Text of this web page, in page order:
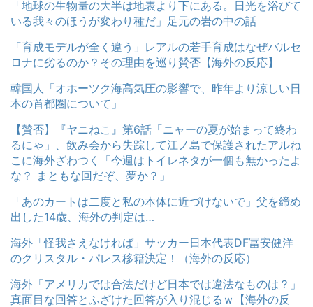
「地球の生物量の大半は地表より下にある。日光を浴びて
いる我々のほうが変わり種だ」足元の岩の中の話
「育成モデルが全く違う」レアルの若手育成はなぜバルセ
ロナに劣るのか？その理由を巡り賛否【海外の反応】
韓国人「オホーツク海高気圧の影響で、昨年より涼しい日
本の首都圏について」
【賛否】『ヤニねこ』第6話「ニャーの夏が始まって終わ
るにゃ」、飲み会から失踪して江ノ島で保護されたアルね
こに海外ざわつく「今週はトイレネタが一個も無かったよ
な？ まともな回だぞ、夢か？」
「あのカートは二度と私の本体に近づけないで」父を締め
出した14歳、海外の判定は…
海外「怪我さえなければ」サッカー日本代表DF冨安健洋
のクリスタル・パレス移籍決定！（海外の反応）
海外「アメリカでは合法だけど日本では違法なものは？」
真面目な回答とふざけた回答が入り混じるｗ【海外の反